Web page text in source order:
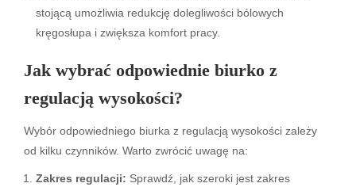
stojącą umożliwia redukcję dolegliwości bólowych
kręgosłupa i zwiększa komfort pracy.
Jak wybrać odpowiednie biurko z
regulacją wysokości?
Wybór odpowiedniego biurka z regulacją wysokości zależy
od kilku czynników. Warto zwrócić uwagę na:
Zakres regulacji: Sprawdź, jak szeroki jest zakres